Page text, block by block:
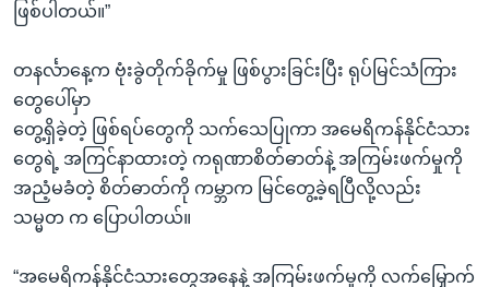
ဖြစ်ပါတယ်။”
တနင်္လာနေ့က ဗုံးခွဲတိုက်ခိုက်မှု ဖြစ်ပွားခြင်းပြီး ရုပ်မြင်သံကြား
တွေပေါ်မှာ
တွေ့ရှိခဲ့တဲ့ ဖြစ်ရပ်တွေကို သက်သေပြုကာ အမေရိကန်နိုင်ငံသား
တွေရဲ့ အကြင်နာထားတဲ့ ကရုဏာစိတ်ဓာတ်နဲ့ အကြမ်းဖက်မှုကို
အညံ့မခံတဲ့ စိတ်ဓာတ်ကို ကမ္ဘာက မြင်တွေ့ခဲ့ရပြီလို့လည်း
သမ္မတ က ပြောပါတယ်။
“အမေရိကန်နိုင်ငံသားတွေအနေနဲ့ အကြမ်းဖက်မှုကို လက်မြှောက်